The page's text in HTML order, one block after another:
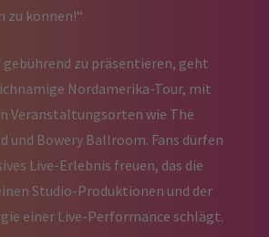
zu können!“
zu präsentieren, geht
Nordamerika-Tour, mit
Veranstaltungsorten wie The
und Bowery Ballroom. Fans dürfen
Live-Erlebnis freuen, das die
Studio-Produktionen und der
einer Live-Performance schlägt.